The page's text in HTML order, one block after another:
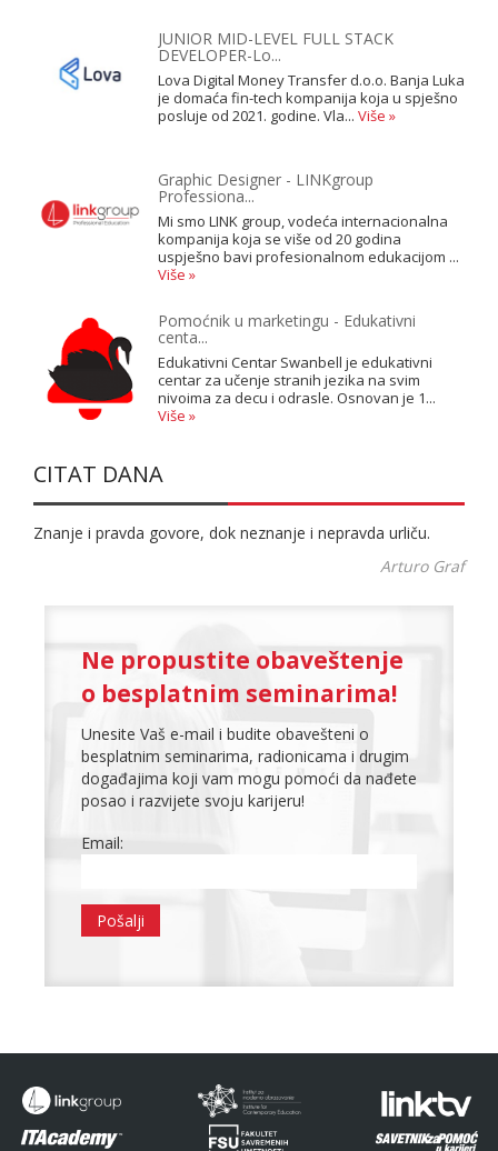
JUNIOR MID-LEVEL FULL STACK
DEVELOPER-Lo...
Lova Digital Money Transfer d.o.o. Banja Luka
je domaća fin-tech kompanija koja u spješno
posluje od 2021. godine. Vla... Više »
Graphic Designer - LINKgroup
Professiona...
Mi smo LINK group, vodeća internacionalna
kompanija koja se više od 20 godina
uspješno bavi profesionalnom edukacijom ...
Više »
Pomoćnik u marketingu - Edukativni
centa...
Edukativni Centar Swanbell je edukativni
centar za učenje stranih jezika na svim
nivoima za decu i odrasle. Osnovan je 1...
Više »
CITAT DANA
Znanje i pravda govore, dok neznanje i nepravda urliču.
Arturo Graf
Ne propustite obaveštenje
o besplatnim seminarima!
Unesite Vaš e-mail i budite obavešteni o
besplatnim seminarima, radionicama i drugim
događajima koji vam mogu pomoći da nađete
posao i razvijete svoju karijeru!
Email: